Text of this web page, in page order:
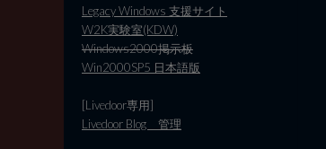
Legacy Windows 支援サイト
W2K実験室(KDW)
Windows2000掲示板
Win2000SP5 日本語版
[Livedoor専用]
Livedoor Blog 管理